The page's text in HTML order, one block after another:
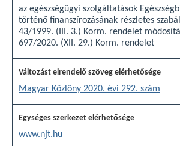
az egészségügyi szolgáltatások
történő finanszírozásának részletes
43/1999. (III. 3.) Korm. rendelet
697/2020. (XII. 29.) Korm. rendelet
Magyar Közlöny 2020. évi 292. szám
www.njt.hu